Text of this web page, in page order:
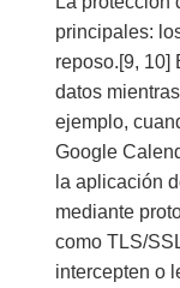
principales:
reposo.[9, 10]
datos
ejemplo,
Google
la aplicación
mediante
como TLS/
intercepten o